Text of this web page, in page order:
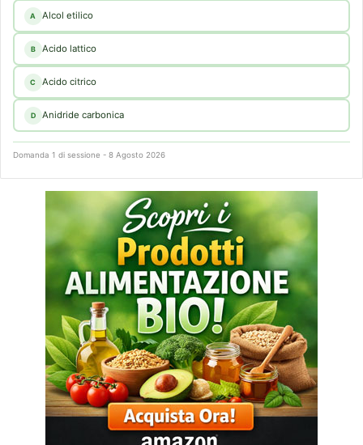
A Alcol etilico
B Acido lattico
C Acido citrico
D Anidride carbonica
Domanda 1 di sessione - 8 Agosto 2026